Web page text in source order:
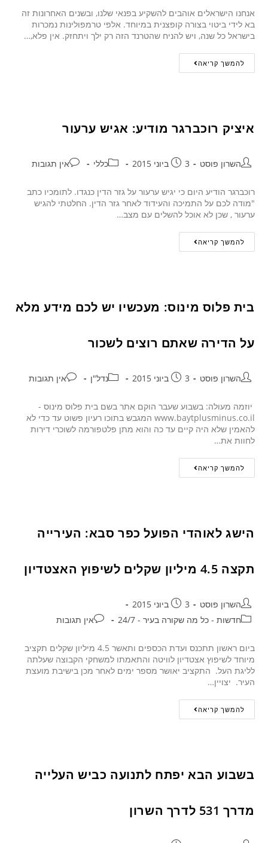
אנחנו הישראלים אוהבים להשקיע בפנאי שלנו, ובשנים האחרונות זה
בא לידי ביטוי בצורה קופצנית במיוחד. אלפי טרמפולינות נמכרות
בישראל כל שנה, ויש להניח שהטרנד הזה רק ילך ויתחזק. אין פלא,…
להמשך קריאה
איציק רוכברגר מודיע: אגיש ערעור
השרון פוסט 3 ביוני 2015 כללי אין תגובות
רוכברגר הודיע היום כי יגיש ערעור על גזר הדין כנגדו. לתומכיו כתב
"מודה לכם על התמיכה והעידוד לאחר גזר הדין. החלטתי להגיש
ערעור , שכן לא אוכל להשלים עם מצב…
להמשך קריאה
בית פלוס מינוס: מעכשיו יש לכם מידע מלא
על הדירה שאתם רוצים לשכור
השרון פוסט 3 ביוני 2015 נדל"ן אין תגובות
יוזמה מעולה: בשבוע שעבר הוקם אתר בשם בית פלוס מינוס -
www.baytplusminus.co.il המגבש בתוכו רעיון פשוט עד כדי לא
להאמין שלא היה קיים עד כה והוא מתן פלטפורמה לשוכרי דירות
לחוות את…
להמשך קריאה
הישג לאוהדי הפועל כפר סבא: העירייה
תקצה 4.5 מיליון שקלים לשיפוץ האצטדיון
השרון פוסט
3 ביוני 2015
חדשות - כל מה שקורה בעיר - 24/7
אין תגובות
ביום ראשון תתכנס ועדת הכספים ותאשר 4.5 מיליון שקלים תקציב
מיוחד לשיפוץ אצטדיון לוויטה והתאמתו למשחקי הקבוצה שעלתה
לליגת העל. התקציב יאושר מספר ימים לאחר מכן בישיבת מועצת
העיר. יצויין…
להמשך קריאה
בשבוע הבא יפתח לתנועה כביש העלייה
מדרך 531 לדרך השרון